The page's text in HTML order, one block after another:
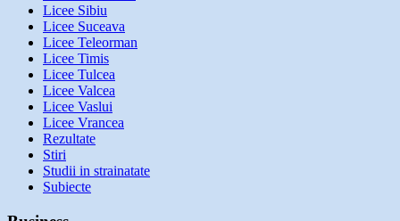
Licee Sibiu
Licee Suceava
Licee Teleorman
Licee Timis
Licee Tulcea
Licee Valcea
Licee Vaslui
Licee Vrancea
Rezultate
Stiri
Studii in strainatate
Subiecte